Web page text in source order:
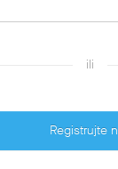
ili
Registrujte